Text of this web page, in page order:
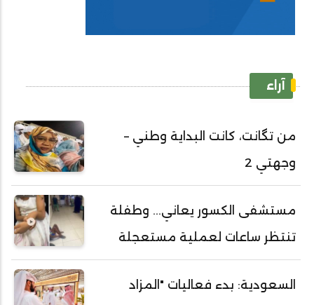
آراء
من تگانت، كانت البداية وطني –
وجهتي 2
مستشفى الكسور يعاني... وطفلة
تنتظر ساعات لعملية مستعجلة
السعودية: بدء فعاليات "المزاد